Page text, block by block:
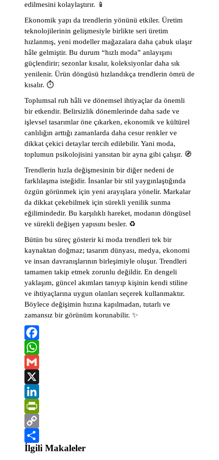
edilmesini kolaylaştırır. 📱
Ekonomik yapı da trendlerin yönünü etkiler. Üretim
teknolojilerinin gelişmesiyle birlikte seri üretim
hızlanmış, yeni modeller mağazalara daha çabuk ulaşır
hâle gelmiştir. Bu durum “hızlı moda” anlayışını
güçlendirir; sezonlar kısalır, koleksiyonlar daha sık
yenilenir. Ürün döngüsü hızlandıkça trendlerin ömrü de
kısalır. ⏱️
Toplumsal ruh hâli ve dönemsel ihtiyaçlar da önemli
bir etkendir. Belirsizlik dönemlerinde daha sade ve
işlevsel tasarımlar öne çıkarken, ekonomik ve kültürel
canlılığın arttığı zamanlarda daha cesur renkler ve
dikkat çekici detaylar tercih edilebilir. Yani moda,
toplumun psikolojisini yansıtan bir ayna gibi çalışır. 🧭
Trendlerin hızla değişmesinin bir diğer nedeni de
farklılaşma isteğidir. İnsanlar bir stil yaygınlaştığında
özgün görünmek için yeni arayışlara yönelir. Markalar
da dikkat çekebilmek için sürekli yenilik sunma
eğilimindedir. Bu karşılıklı hareket, modanın döngüsel
ve sürekli değişen yapısını besler. ♻️
Bütün bu süreç gösterir ki moda trendleri tek bir
kaynaktan doğmaz; tasarım dünyası, medya, ekonomi
ve insan davranışlarının birleşimiyle oluşur. Trendleri
tamamen takip etmek zorunlu değildir. En dengeli
yaklaşım, güncel akımları tanıyıp kişinin kendi stiline
ve ihtiyaçlarına uygun olanları seçerek kullanmaktır.
Böylece değişimin hızına kapılmadan, tutarlı ve
zamansız bir görünüm korunabilir. ✨
F
a
e
b
o
o
k
W
h
a
s
A
p
G
m
a
X
L
n
k
P
i
C
o
S
İlgili Makaleler